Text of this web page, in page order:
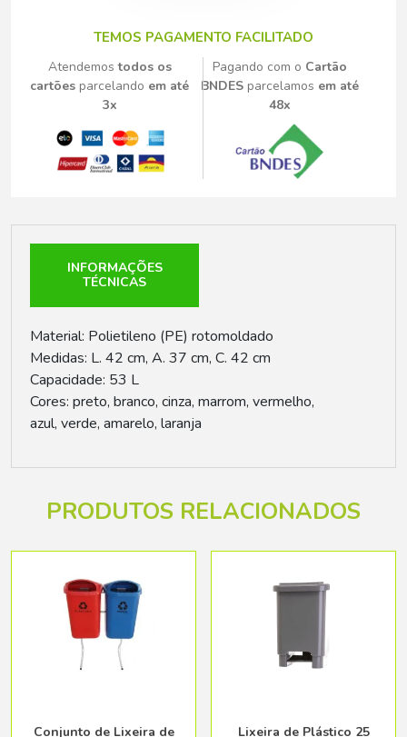
TEMOS PAGAMENTO FACILITADO
Atendemostodos os
cartões parcelando em até
3x
Pagando com o Cartão
BNDESparcelamos em até
48x
INFORMAÇÕES
TÉCNICAS
Material: Polietileno (PE) rotomoldado
Medidas: L. 42 cm, A. 37 cm, C. 42 cm
Capacidade: 53 L
Cores: preto, branco, cinza, marrom, vermelho,
azul, verde, amarelo, laranja
PRODUTOS RELACIONADOS
Conjunto de Lixeira de Lixeira de Plástico 25